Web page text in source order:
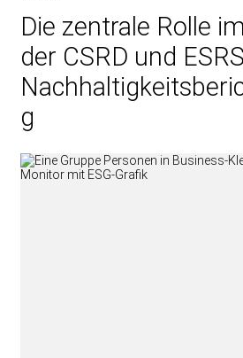
Die zentrale Rolle
der CSRD und
g